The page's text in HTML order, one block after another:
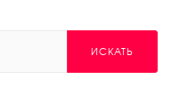
ИСКАТЬ